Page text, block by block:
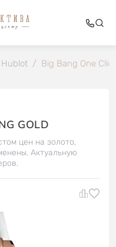
Hublot / Big Bang One
GOLD
цен на золото,
Актуальную